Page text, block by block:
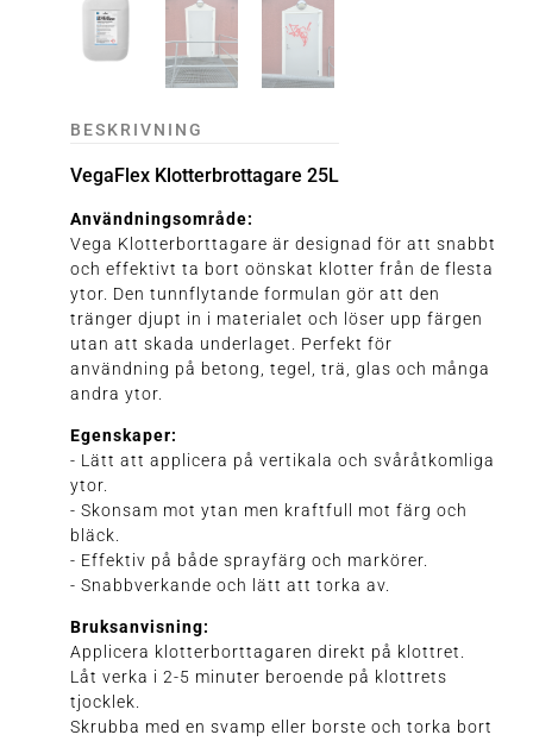
BESKRIVNING
VegaFlex Klotterbrottagare 25L
Användningsområde:
Vega Klotterborttagare är designad för att snabbt
och effektivt ta bort oönskat klotter från de flesta
ytor. Den tunnflytande formulan gör att den
tränger djupt in i materialet och löser upp färgen
utan att skada underlaget. Perfekt för
användning på betong, tegel, trä, glas och många
andra ytor.
Egenskaper:
- Lätt att applicera på vertikala och svåråtkomliga
ytor.
- Skonsam mot ytan men kraftfull mot färg och
bläck.
- Effektiv på både sprayfärg och markörer.
- Snabbverkande och lätt att torka av.
Bruksanvisning:
Applicera klotterborttagaren direkt på klottret.
Låt verka i 2-5 minuter beroende på klottrets
tjocklek.
Skrubba med en svamp eller borste och torka bort